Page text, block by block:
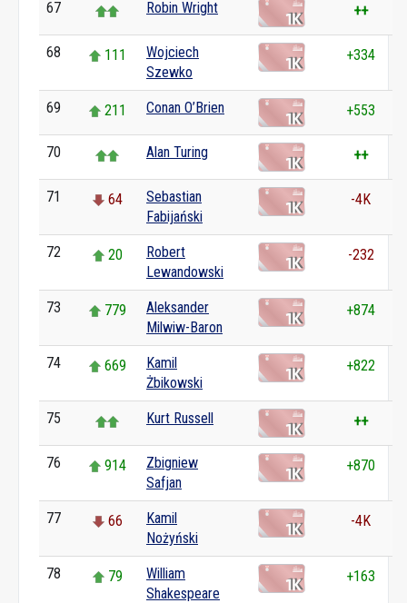
67 Robin Wright ++
68 111
Wojciech
Szewko
+334
69 211 Conan O’Brien +553
70 Alan Turing ++
71 64
Sebastian
Fabijański
-4K
72 20
Robert
Lewandowski
-232
73 779
Aleksander
Milwiw-Baron
+874
74 669
Kamil
Żbikowski
+822
75 Kurt Russell ++
76 914
Zbigniew
Safjan
+870
77 66
Kamil
Nożyński
-4K
78 79
William
Shakespeare
+163